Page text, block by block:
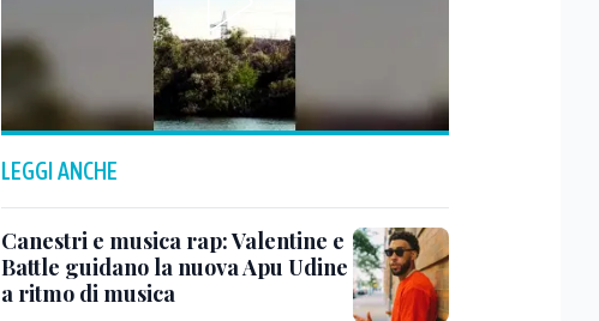
LEGGI ANCHE
Canestri e musica rap: Valentine e
Battle guidano la nuova Apu Udine
a ritmo di musica